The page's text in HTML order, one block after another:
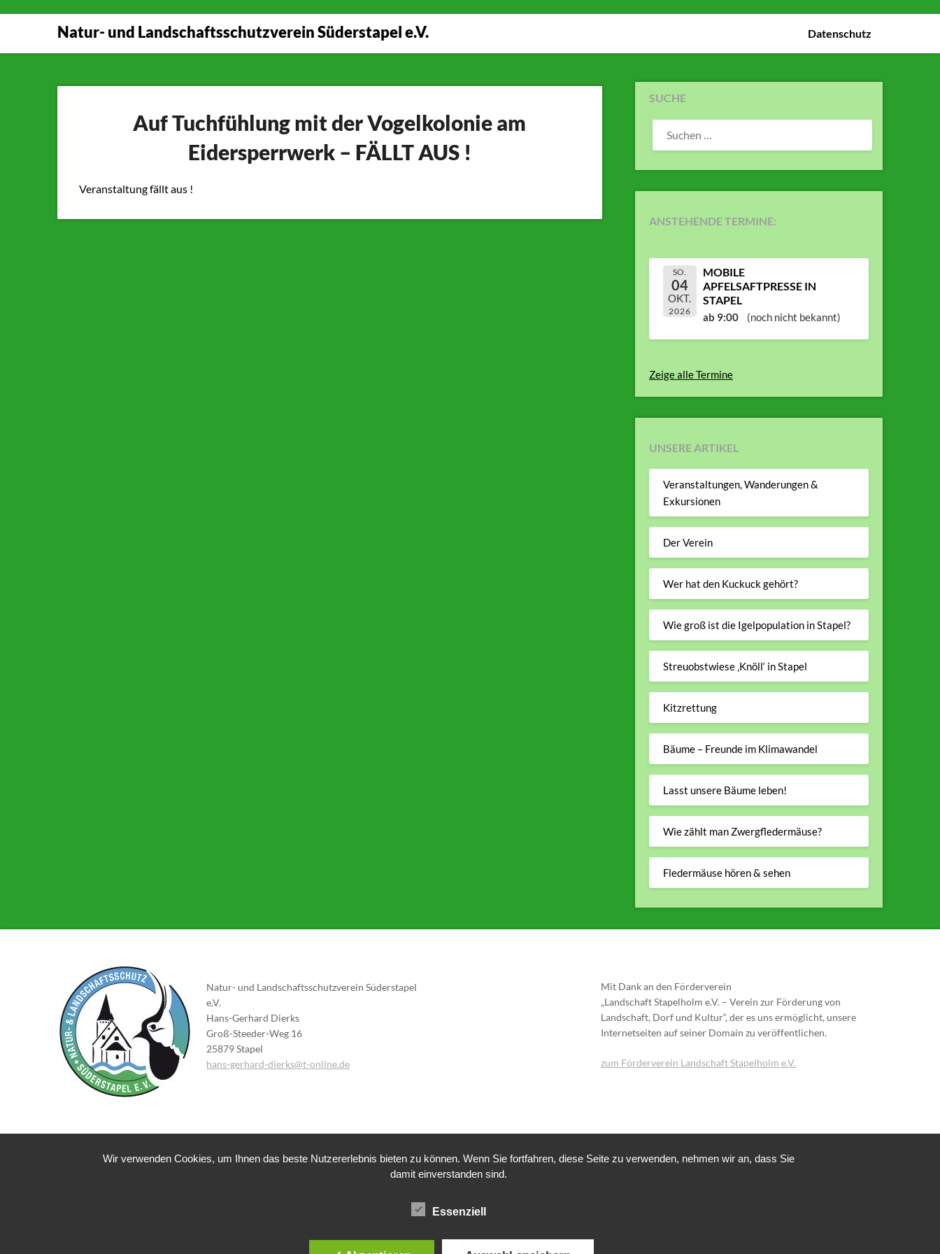
Natur- und Landschaftsschutzverein Süderstapel e.V. Datenschutz
Auf Tuchfühlung mit der Vogelkolonie am
Eidersperrwerk – FÄLLT AUS !
Veranstaltung fällt aus !
SUCHE
SUCHEN
NACH:
ANSTEHENDE TERMINE:
SO.
04
OKT.
2026
MOBILE
APFELSAFTPRESSE IN
STAPEL
ab 9:00 (noch nicht bekannt)
Zeige alle Termine
UNSERE ARTIKEL
Veranstaltungen, Wanderungen &
Exkursionen
Der Verein
Wer hat den Kuckuck gehört?
Wie groß ist die Igelpopulation in Stapel?
Streuobstwiese ‚Knöll‘ in Stapel
Kitzrettung
Bäume – Freunde im Klimawandel
Lasst unsere Bäume leben!
Wie zählt man Zwergfledermäuse?
Fledermäuse hören & sehen
Natur- und Landschaftsschutzverein Süderstapel
e.V.
Hans-Gerhard Dierks
Groß-Steeder-Weg 16
25879 Stapel
hans-gerhard-dierks@t-online.de
Mit Dank an den Förderverein
„Landschaft Stapelholm e.V. – Verein zur Förderung von
Landschaft, Dorf und Kultur“, der es uns ermöglicht, unsere
Internetseiten auf seiner Domain zu veröffentlichen.
zum Förderverein Landschaft Stapelholm e.V.
© 2026 Natur- und Landschaftsschutzverein Süderstapel e.V.
Wir verwenden Cookies, um Ihnen das beste Nutzererlebnis bieten zu können. Wenn Sie fortfahren, diese Seite zu verwenden, nehmen wir an, dass Sie
damit einverstanden sind.
Essenziell